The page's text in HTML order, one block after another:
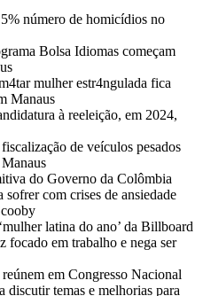
número de homicídios no
Bolsa Idiomas começam
mulher estr4ngulada fica
Manaus
à reeleição, em 2024,
de veículos pesados
do Governo da Colômbia
com crises de ansiedade
latina do ano’ da Billboard
focado em trabalho e nega ser
em Congresso Nacional
discutir temas e melhorias para